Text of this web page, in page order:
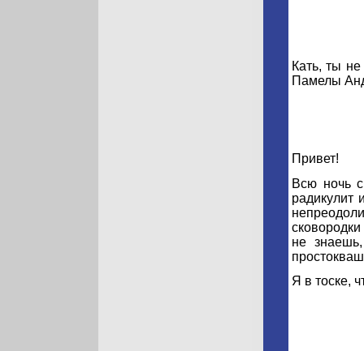
Кать, ты
Памелы
Привет!
Всю ночь
радикулит
не
Я в тоске,